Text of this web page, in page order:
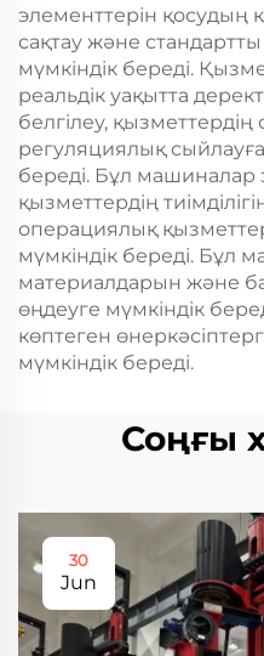
элементтерін қосудың
сақтау және стандартты
мүмкіндік береді.
реальдік уақытта
белгілеу,
регуляциялық
береді. Бұл машиналар
қызметтердің
операциялық
мүмкіндік береді. Бұл
материалдарын және
өңдеуге мүмкіндік
көптеген
мүмкіндік береді.
Соңғы
30
Jun